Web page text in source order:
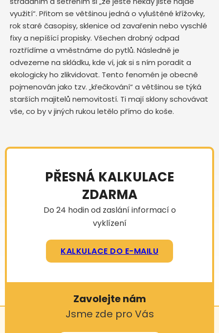
využití“. Přitom se většinou jedná o vyluštěné křížovky,
rok staré časopisy, sklenice od zavařenin nebo vyschlé
fixy a nepíšící propisky. Všechen drobný odpad
roztřídíme a vměstnáme do pytlů. Následně je
odvezeme na skládku, kde ví, jak si s ním poradit a
ekologicky ho zlikvidovat. Tento fenomén je obecně
pojmenován jako tzv. „křečkování“ a většinou se týká
starších majitelů nemovitostí. Ti mají sklony schovávat
vše, co by v jiných rukou letělo přímo do koše.
PŘESNÁ KALKULACE
ZDARMA
Do 24 hodin od zaslání informací o
vyklízení
KALKULACE DO E-MAILU
Zavolejte nám
Jsme zde pro Vás